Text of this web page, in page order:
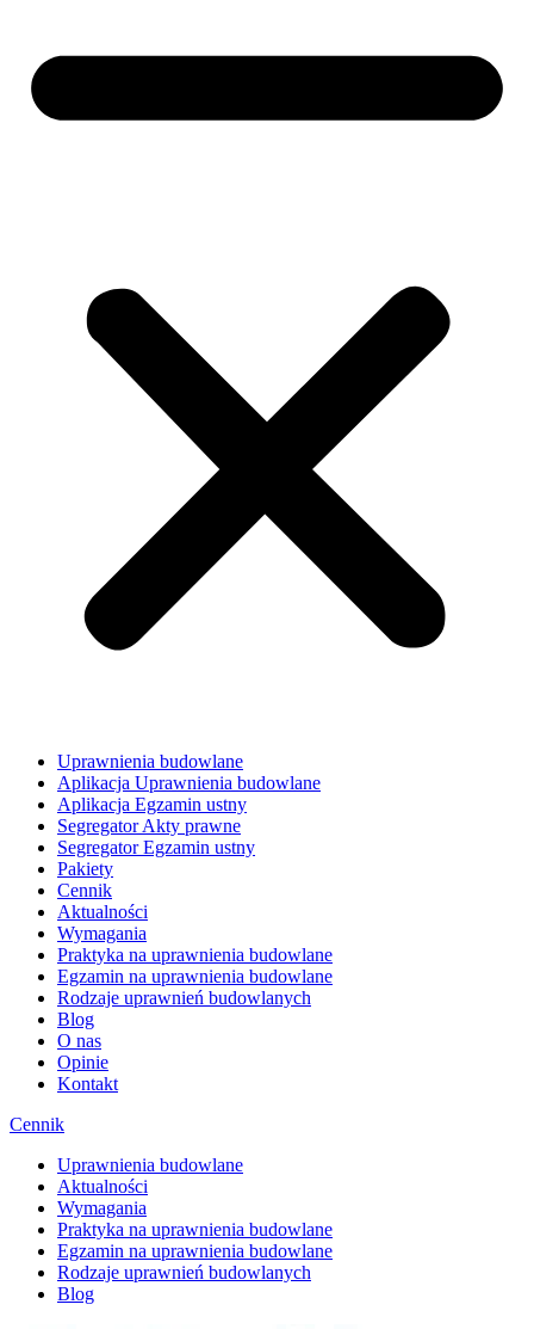
Uprawnienia budowlane
Aplikacja Uprawnienia budowlane
Aplikacja Egzamin ustny
Segregator Akty prawne
Segregator Egzamin ustny
Pakiety
Cennik
Aktualności
Wymagania
Praktyka na uprawnienia budowlane
Egzamin na uprawnienia budowlane
Rodzaje uprawnień budowlanych
Blog
O nas
Opinie
Kontakt
Cennik
Uprawnienia budowlane
Aktualności
Wymagania
Praktyka na uprawnienia budowlane
Egzamin na uprawnienia budowlane
Rodzaje uprawnień budowlanych
Blog